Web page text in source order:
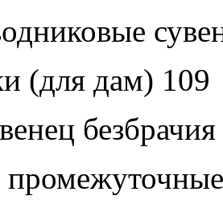
(для дам) 109
безбрачия